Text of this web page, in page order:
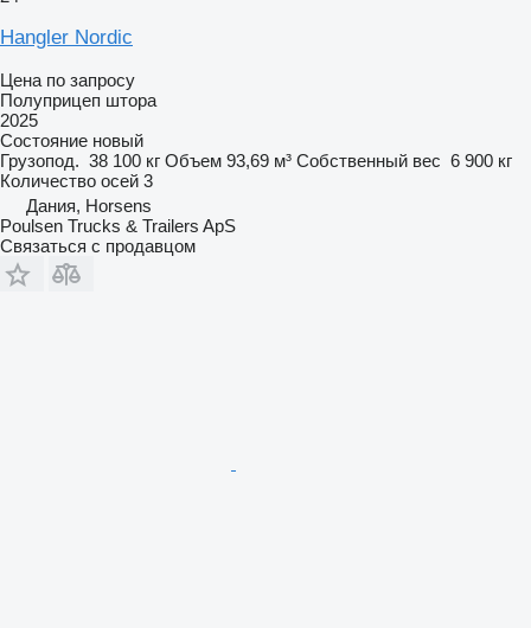
Hangler Nordic
Цена по запросу
Полуприцеп штора
2025
Состояние новый
Грузопод. 38 100 кг Объем 93,69 м³ Собственный вес 6 900 кг
Количество осей 3
Дания, Horsens
Poulsen Trucks & Trailers ApS
Связаться с продавцом